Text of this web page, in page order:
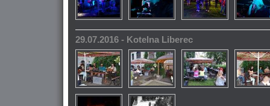
29.07.2016 - Kotelna Liberec